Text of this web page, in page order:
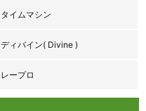
タイムマシン
ディバイン( Divine )
レープロ